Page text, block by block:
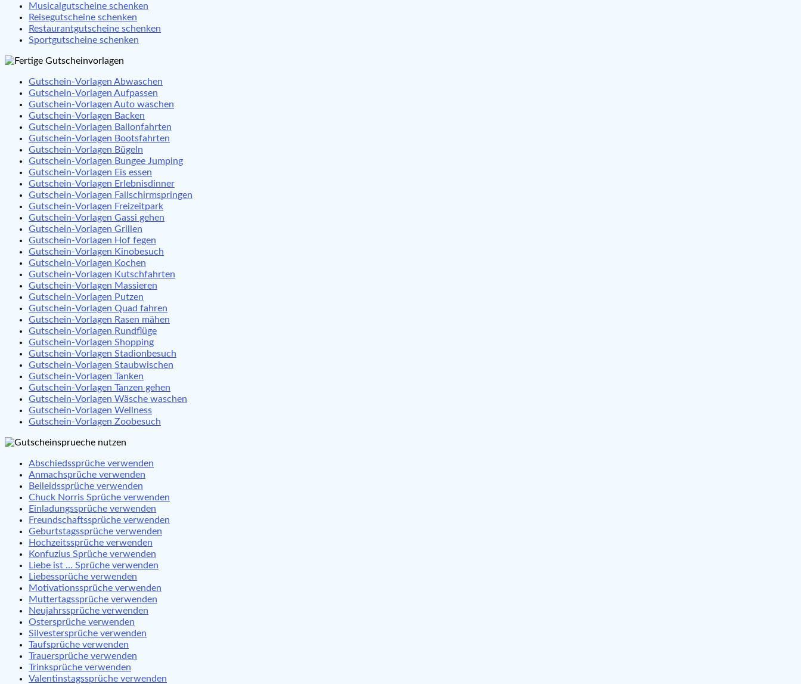
Musicalgutscheine schenken
Reisegutscheine schenken
Restaurantgutscheine schenken
Sportgutscheine schenken
Gutschein-Vorlagen Abwaschen
Gutschein-Vorlagen Aufpassen
Gutschein-Vorlagen Auto waschen
Gutschein-Vorlagen Backen
Gutschein-Vorlagen Ballonfahrten
Gutschein-Vorlagen Bootsfahrten
Gutschein-Vorlagen Bügeln
Gutschein-Vorlagen Bungee Jumping
Gutschein-Vorlagen Eis essen
Gutschein-Vorlagen Erlebnisdinner
Gutschein-Vorlagen Fallschirmspringen
Gutschein-Vorlagen Freizeitpark
Gutschein-Vorlagen Gassi gehen
Gutschein-Vorlagen Grillen
Gutschein-Vorlagen Hof fegen
Gutschein-Vorlagen Kinobesuch
Gutschein-Vorlagen Kochen
Gutschein-Vorlagen Kutschfahrten
Gutschein-Vorlagen Massieren
Gutschein-Vorlagen Putzen
Gutschein-Vorlagen Quad fahren
Gutschein-Vorlagen Rasen mähen
Gutschein-Vorlagen Rundflüge
Gutschein-Vorlagen Shopping
Gutschein-Vorlagen Stadionbesuch
Gutschein-Vorlagen Staubwischen
Gutschein-Vorlagen Tanken
Gutschein-Vorlagen Tanzen gehen
Gutschein-Vorlagen Wäsche waschen
Gutschein-Vorlagen Wellness
Gutschein-Vorlagen Zoobesuch
Abschiedssprüche verwenden
Anmachsprüche verwenden
Beileidssprüche verwenden
Chuck Norris Sprüche verwenden
Einladungssprüche verwenden
Freundschaftssprüche verwenden
Geburtstagssprüche verwenden
Hochzeitssprüche verwenden
Konfuzius Sprüche verwenden
Liebe ist … Sprüche verwenden
Liebessprüche verwenden
Motivationssprüche verwenden
Muttertagssprüche verwenden
Neujahrssprüche verwenden
Ostersprüche verwenden
Silvestersprüche verwenden
Taufsprüche verwenden
Trauersprüche verwenden
Trinksprüche verwenden
Valentinstagssprüche verwenden